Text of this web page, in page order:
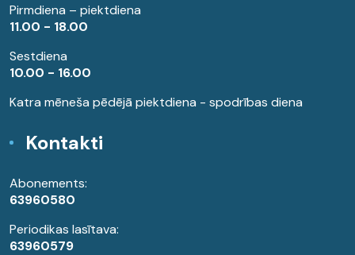
Pirmdiena – piektdiena
11.00 - 18.00
Sestdiena
10.00 - 16.00
Katra mēneša pēdējā piektdiena - spodrības diena
Kontakti
Abonements:
63960580
Periodikas lasītava:
63960579